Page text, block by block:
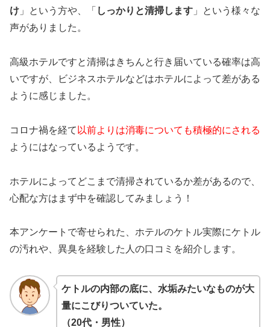
け 」という方や、「 しっかりと清掃します 」という様々な
声がありました。
高級ホテルですと清掃はきちんと行き届いている確率は高
いですが、ビジネスホテルなどはホテルによって差がある
ように感じました。
コロナ禍を経て 以前よりは消毒についても積極的にされる
ようにはなっているようです。
ホテルによってどこまで清掃されているか差があるので、
心配な方はまず中を確認してみましょう！
本アンケートで寄せられた、ホテルのケトル実際にケトル
の汚れや、異臭を経験した人の口コミを紹介します。
ケトルの内部の底に、水垢みたいなものが大
量にこびりついていた。
（20代・男性）